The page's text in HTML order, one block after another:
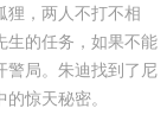
狸，两人不打不相
生的任务，如果不能
警局。朱迪找到了尼
惊天秘密。